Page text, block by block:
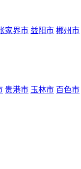
家界市 益阳市 郴州市
贵港市 玉林市 百色市